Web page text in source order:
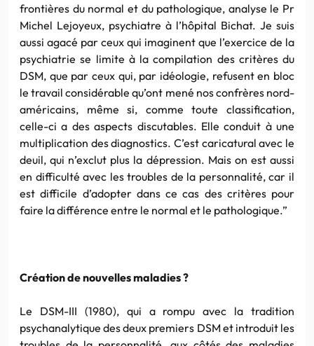
frontières du normal et du pathologique, analyse le Pr
Michel Lejoyeux, psychiatre à l’hôpital Bichat. Je suis
aussi agacé par ceux qui imaginent que l’exercice de la
psychiatrie se limite à la compilation des critères du
DSM, que par ceux qui, par idéologie, refusent en bloc
le travail considérable qu’ont mené nos confrères nord-
américains, même si, comme toute classification,
celle-ci a des aspects discutables. Elle conduit à une
multiplication des diagnostics. C’est caricatural avec le
deuil, qui n’exclut plus la dépression. Mais on est aussi
en difficulté avec les troubles de la personnalité, car il
est difficile d’adopter dans ce cas des critères pour
faire la différence entre le normal et le pathologique.”
Création de nouvelles maladies ?
Le DSM-III (1980), qui a rompu avec la tradition
psychanalytique des deux premiers DSM et introduit les